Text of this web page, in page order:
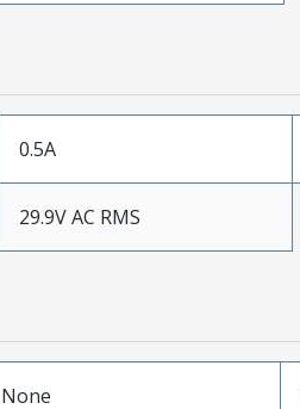
0.5A
29.9V AC RMS
None